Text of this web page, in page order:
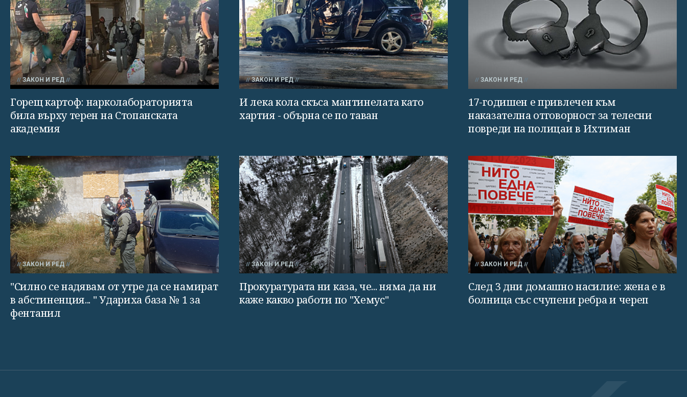
ЗАКОН И РЕД
Горещ картоф: нарколабораторията
била върху терен на Стопанската
академия
ЗАКОН И РЕД
И лека кола скъса мантинелата като
хартия - обърна се по таван
ЗАКОН И РЕД
17-годишен е привлечен към
наказателна отговорност за телесни
повреди на полицаи в Ихтиман
ЗАКОН И РЕД
"Силно се надявам от утре да се намират
в абстиненция... " Удариха база № 1 за
фентанил
ЗАКОН И РЕД
Прокуратурата ни каза, че... няма да ни
каже какво работи по "Хемус"
ЗАКОН И РЕД
След 3 дни домашно насилие: жена е в
болница със счупени ребра и череп